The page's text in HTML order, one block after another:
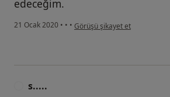
edeceğim.
21 Ocak 2020 • • • kullanıcının görüşüne göre g.....
Görüşü şikayet et
s.....